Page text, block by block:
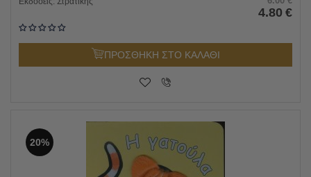
4.80 €
ΠΡΟΣΘΗΚΗ ΣΤΟ ΚΑΛΑΘΙ
20%